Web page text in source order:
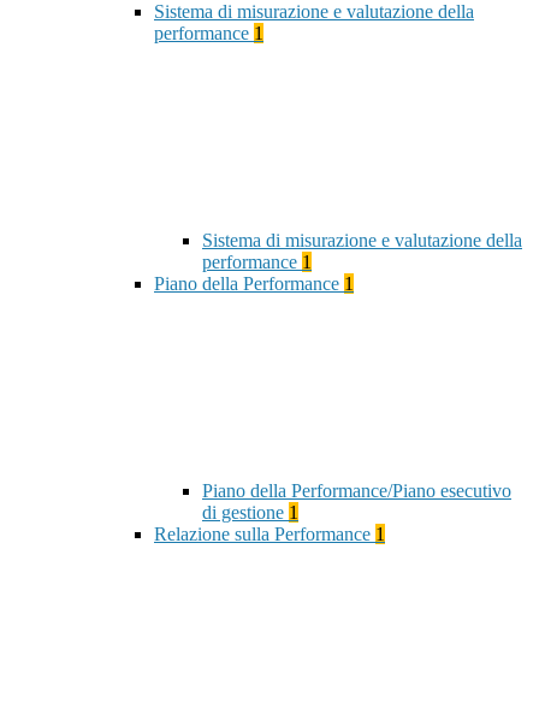
Sistema di misurazione e valutazione della
performance 1
Sistema di misurazione e valutazione della
performance 1
Piano della Performance 1
Piano della Performance/Piano esecutivo
di gestione 1
Relazione sulla Performance 1